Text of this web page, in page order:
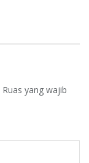
Ruas yang wajib